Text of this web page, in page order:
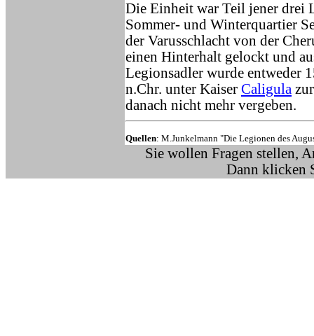
Die Einheit war Teil jener drei
Sommer- und Winterquartier
der Varusschlacht von der
einen Hinterhalt gelockt und
Legionsadler wurde entweder
n.Chr. unter Kaiser Caligula
danach nicht mehr vergeben.
Quellen: M.Junkelmann "Die Legionen des
Sie wollen Fragen stellen,
Dann klicken